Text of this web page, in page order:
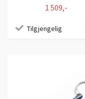
1 509,-
Tilgjengelig